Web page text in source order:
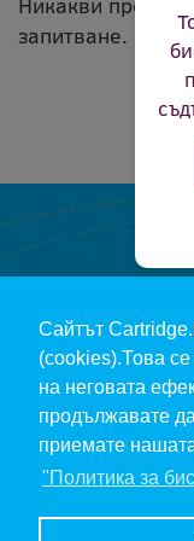
Сайтът
(cookies).Това
на неговата
продължавате
приемате
"Политика за
запитване.
За нас Гаранции и
Отказ и връщане на
Изкупуване на празни
Цените в евро са